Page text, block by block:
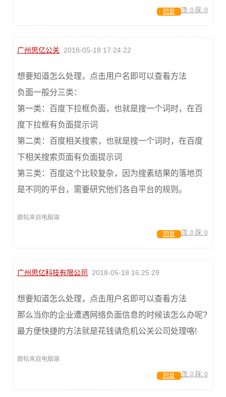
顶: 0 踩: 0
回复
广州思亿公关 2018-05-18 17:24:22
想要知道怎么处理，点击用户名即可以查看方法
负面一般分三类：
第一类：百度下拉框负面，也就是搜一个词时，在百
度下拉框有负面提示词
第二类：百度相关搜索，也就是搜一个词时，在百度
下相关搜索页面有负面提示词
第三类：百度这个比较复杂，因为搜素结果的落地页
是不同的平台，需要研究他们各自平台的规则。
跟帖来自电脑端
顶: 0 踩: 0
回复
广州思亿科技有限公司 2018-05-18 16:25:29
想要知道怎么处理，点击用户名即可以查看方法
那么当你的企业遭遇网络负面信息的时候该怎么办呢?
最方便快捷的方法就是花钱请危机公关公司处理咯!
跟帖来自电脑端
顶: 0 踩: 0
回复